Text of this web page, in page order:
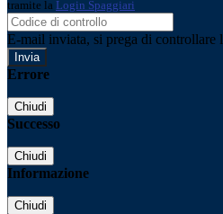
tramite la Login Spaggiari
E-mail inviata, si prega di controllare
Errore
Chiudi
Successo
Chiudi
Informazione
Chiudi